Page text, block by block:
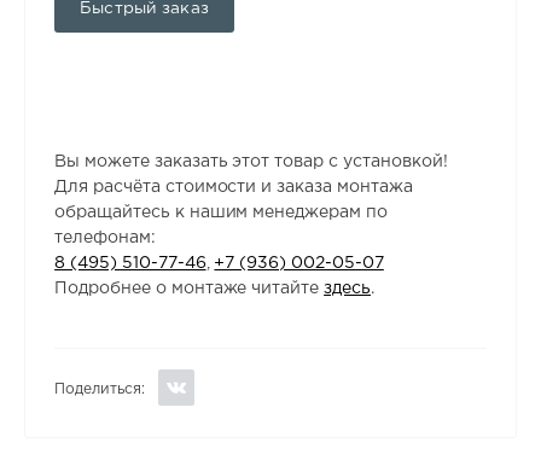
Быстрый заказ
Вы можете заказать этот товар с установкой!
Для расчёта стоимости и заказа монтажа
обращайтесь к нашим менеджерам по
телефонам:
8 (495) 510-77-46
+7 (936) 002-05-07
Подробнее о монтаже читайтездесь.
Поделиться: